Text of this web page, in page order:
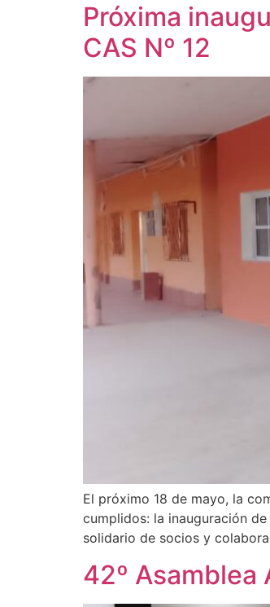
Próxima
CAS Nº 12
El próximo 18 de mayo, la
cumplidos: la inauguración
solidario de socios y
42º Asamblea